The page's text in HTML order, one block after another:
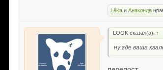
Lёka иАнаконда
LOOK сказал(а): ↑
ну где ваша